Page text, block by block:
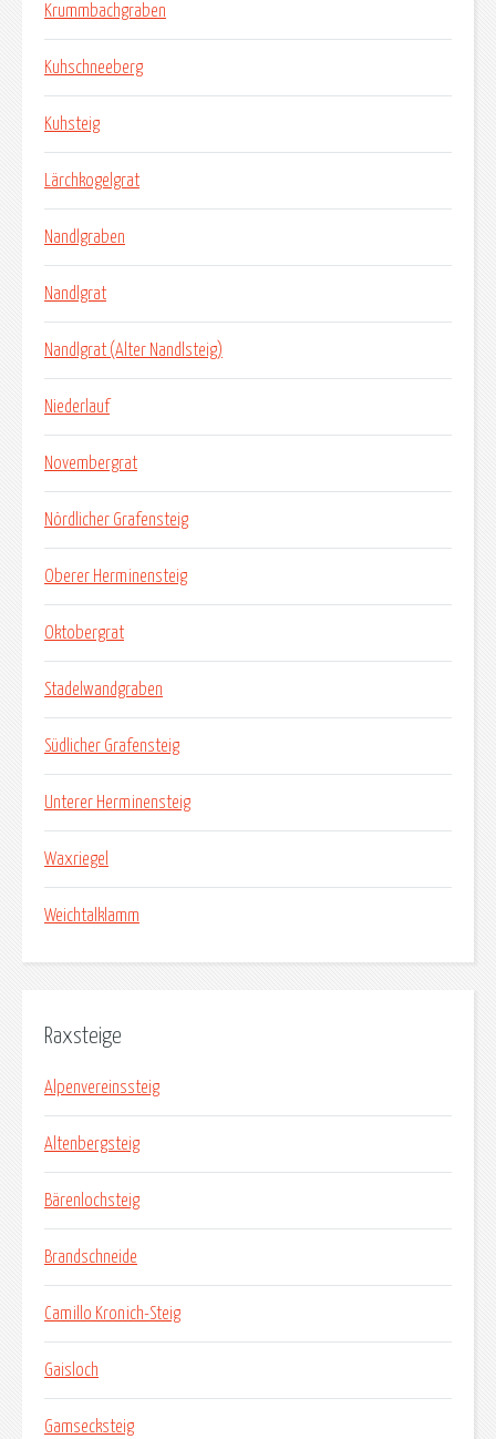
Krummbachgraben
Kuhschneeberg
Kuhsteig
Lärchkogelgrat
Nandlgraben
Nandlgrat
Nandlgrat (Alter Nandlsteig)
Niederlauf
Novembergrat
Nördlicher Grafensteig
Oberer Herminensteig
Oktobergrat
Stadelwandgraben
Südlicher Grafensteig
Unterer Herminensteig
Waxriegel
Weichtalklamm
Raxsteige
Alpenvereinssteig
Altenbergsteig
Bärenlochsteig
Brandschneide
Camillo Kronich-Steig
Gaisloch
Gamsecksteig